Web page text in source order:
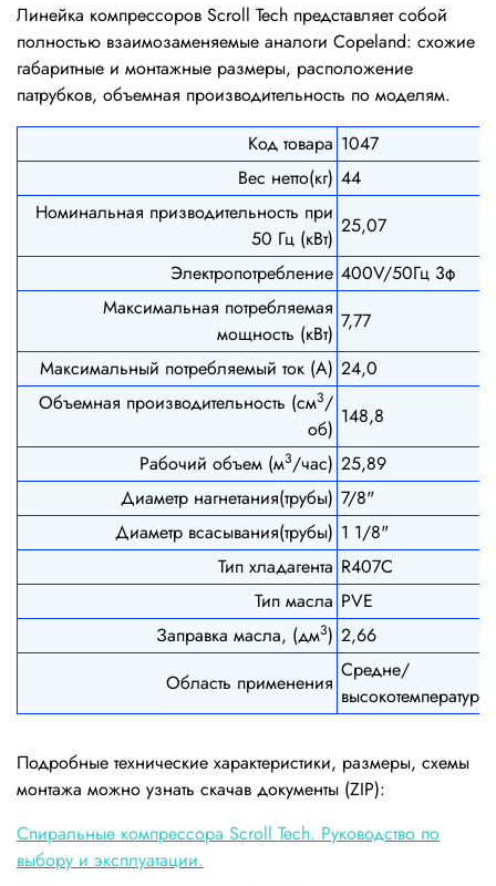
Линейка компрессоров Scroll Tech представляет собой
полностью взаимозаменяемые аналоги Copeland: схожие
габаритные и монтажные размеры, расположение
патрубков, объемная производительность по моделям.
Код товара 1047
Вес нетто(кг) 44
Номинальная призводительность при
50 Гц (кВт)
25,07
Электропотребление 400V/50Гц 3ф
Максимальная потребляемая
мощность (кВт)
7,77
Максимальный потребляемый ток (А) 24,0
Объемная производительность (см3/
об)
148,8
Рабочий объем (м3/час) 25,89
Диаметр нагнетания(трубы) 7/8"
Диаметр всасывания(трубы) 1 1/8"
Тип хладагента R407C
Тип масла PVE
Заправка масла, (дм3) 2,66
Область применения
Средне/
Подробные технические характеристики, размеры, схемы
монтажа можно узнать скачав документы (ZIP):
Cпиральные компрессора Scroll Tech. Руководство по
выбору и эксплуатации.